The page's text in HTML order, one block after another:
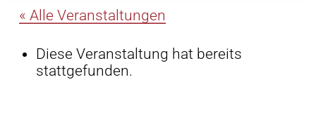
« Alle Veranstaltungen
Diese Veranstaltung hat bereits
stattgefunden.